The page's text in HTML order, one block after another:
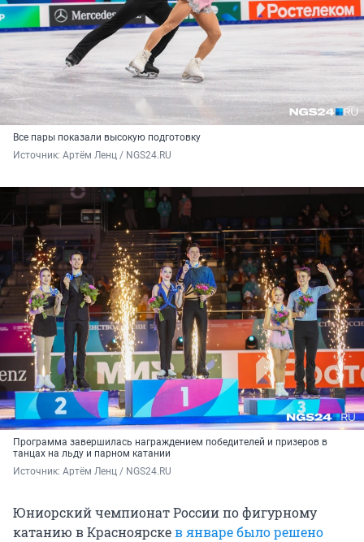
Все пары показали высокую подготовку
Источник: Артём Ленц / NGS24.RU
Программа завершилась награждением победителей и призеров в
танцах на льду и парном катании
Источник: Артём Ленц / NGS24.RU
Юниорский чемпионат России по фигурному
катанию в Красноярскев январе было решено